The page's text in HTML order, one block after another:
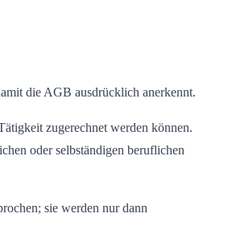
die AGB ausdrücklich anerkennt.
zugerechnet werden können.
oder selbständigen beruflichen
sie werden nur dann